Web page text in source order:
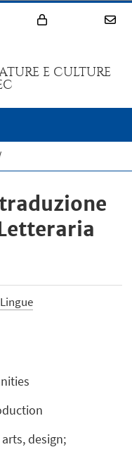
E CULTURE
Lingue
design;